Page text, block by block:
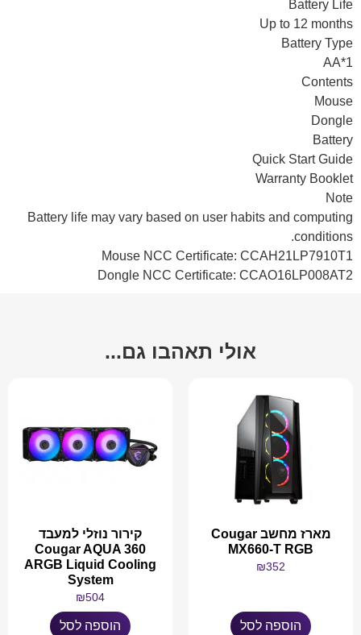
Battery Life
Up to 12 months
Battery Type
AA*1
Contents
Mouse
Dongle
Battery
Quick Start Guide
Warranty Booklet
Note
Battery life may vary based on user habits and computing
conditions.
Mouse NCC Certificate: CCAH21LP7910T1
Dongle NCC Certificate: CCAO16LP008AT2
אולי תאהבו גם...
מארז מחשב Cougar
MX660-T RGB
₪352
הוספה לסל
קירור נוזלי למעבד
Cougar AQUA 360
ARGB Liquid Cooling
System
₪504
הוספה לסל